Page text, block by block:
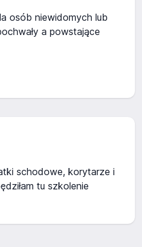
osób niewidomych lub
a powstające
schodowe, korytarze i
tu szkolenie